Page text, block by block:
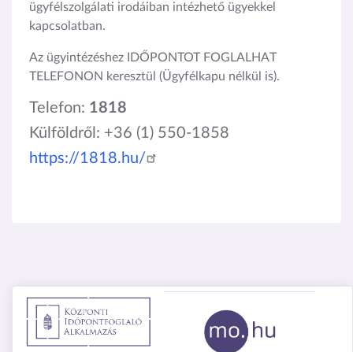
ügyfélszolgálati irodáiban intézhető ügyekkel
kapcsolatban.
Az ügyintézéshez IDŐPONTOT FOGLALHAT
TELEFONON keresztül (Ügyfélkapu nélkül is).
Telefon: 1818
Külföldről: +36 (1) 550-1858
https://1818.hu/